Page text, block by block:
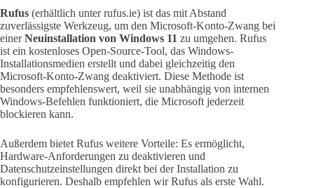
Rufus (erhältlich unter rufus.ie) ist das mit Abstand
zuverlässigste Werkzeug, um den Microsoft-Konto-Zwang bei
einerNeuinstallation von Windows 11 zu umgehen. Rufus
ist ein kostenloses Open-Source-Tool, das Windows-
Installationsmedien erstellt und dabei gleichzeitig den
Microsoft-Konto-Zwang deaktiviert. Diese Methode ist
besonders empfehlenswert, weil sie unabhängig von internen
Windows-Befehlen funktioniert, die Microsoft jederzeit
blockieren kann.
Außerdem bietet Rufus weitere Vorteile: Es ermöglicht,
Hardware-Anforderungen zu deaktivieren und
Datenschutzeinstellungen direkt bei der Installation zu
konfigurieren. Deshalb empfehlen wir Rufus als erste Wahl.